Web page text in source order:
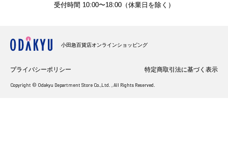
受付時間 10:00〜18:00（休業日を除く）
小田急百貨店オンラインショッピング
プライバシーポリシー 特定商取引法に基づく表示
Copyright © Odakyu Department Store Co.,Ltd. , All Rights Reserved.